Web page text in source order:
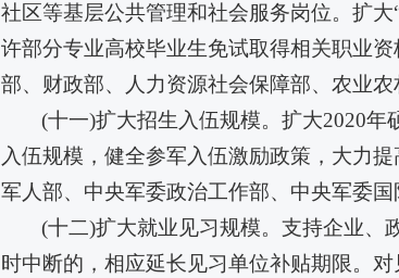
社区等基层公共管理和社会服务岗位。扩
许部分专业高校毕业生免试取得相关职业
部、财政部、人力资源社会保障部、农业
(十一)扩大招生入伍规模。扩大2020
入伍规模，健全参军入伍激励政策，大力
军人部、中央军委政治工作部、中央军委
(十二)扩大就业见习规模。支持企业、
时中断的，相应延长见习单位补贴期限。